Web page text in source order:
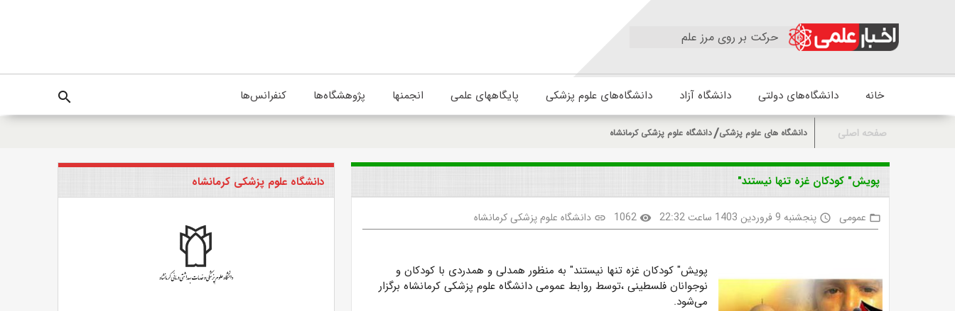
حرکت بر روی مرز علم
خانه دانشگاه‌های دولتی دانشگاه آزاد دانشگاه‌های علوم پزشکی پایگاههای علمی انجمنها پژوهشگاه‌ها کنفرانس‌ها search
صفحه اصلی دانشگاه های علوم پزشکی دانشگاه علوم پزشکی کرمانشاه
پویش" کودکان غزه تنها نیستند"
folder_open عمومی access_time پنجشنبه 9 فروردین 1403 ساعت 22:32 visibility
1062
link دانشگاه علوم پزشکی کرمانشاه
پویش" کودکان غزه تنها نیستند" به منظور همدلی و همدردی با کودکان و
نوجوانان فلسطینی ،توسط روابط عمومی دانشگاه علوم پزشکی کرمانشاه برگزار
می‌شود.
دانشگاه علوم پزشکی کرمانشاه